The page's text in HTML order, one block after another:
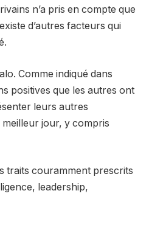
n’a pris en compte que
d’autres facteurs qui
Comme indiqué dans
positives que les autres ont
leurs autres
jour, y compris
traits couramment prescrits
leadership,